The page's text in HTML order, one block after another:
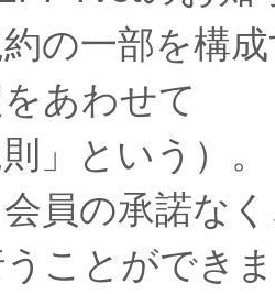
の一部を構
あわせて
」という）。
員の承諾な
ことができ